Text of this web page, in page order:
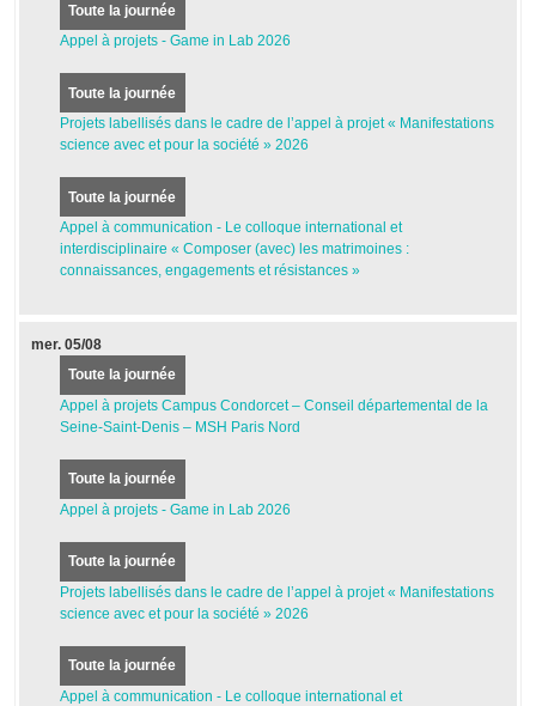
Toute la journée
Appel à projets - Game in Lab 2026
Toute la journée
Projets labellisés dans le cadre de l’appel à projet « Manifestations
science avec et pour la société » 2026
Toute la journée
Appel à communication - Le colloque international et
interdisciplinaire « Composer (avec) les matrimoines :
connaissances, engagements et résistances »
mer.05/08
Toute la journée
Appel à projets Campus Condorcet – Conseil départemental de la
Seine-Saint-Denis – MSH Paris Nord
Toute la journée
Appel à projets - Game in Lab 2026
Toute la journée
Projets labellisés dans le cadre de l’appel à projet « Manifestations
science avec et pour la société » 2026
Toute la journée
Appel à communication - Le colloque international et